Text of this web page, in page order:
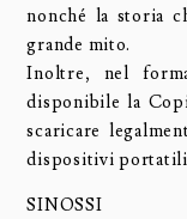
nonché la storia
grande mito.
Inoltre, nel
disponibile la
scaricare
dispositivi
SINOSSI